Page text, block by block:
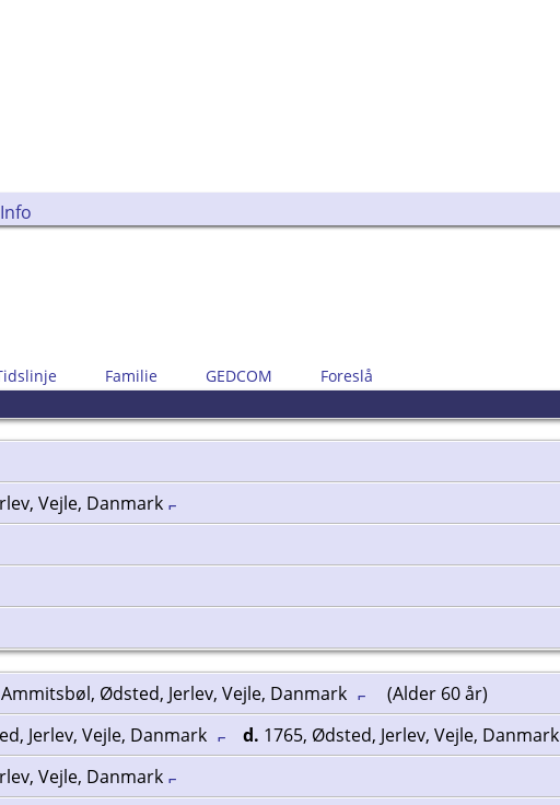
Info
Familie GEDCOM Foreslå
Vejle, Danmark
Ødsted, Jerlev, Vejle, Danmark
(Alder 60 år)
Jerlev, Vejle, Danmark d. 1765, Ødsted, Jerlev, Vejle, Danmark
Vejle, Danmark